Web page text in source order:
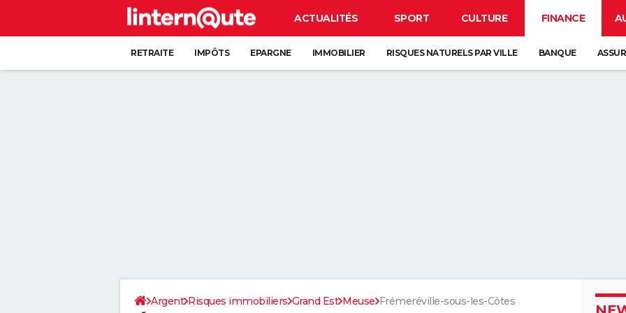
ACTUALITÉS SPORT CULTURE FINANCE
RETRAITE IMPÔTS EPARGNE IMMOBILIER RISQUES NATURELS PAR VILLE BANQUE
Argent Risques immobiliers Grand Est Meuse Frémeréville-sous-les-Côtes